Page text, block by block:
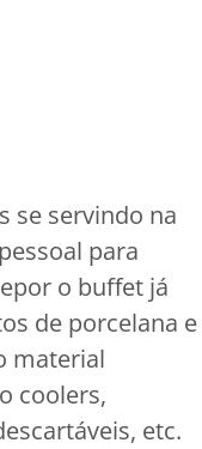
se servindo na
para
o buffet já
de porcelana e
material
coolers,
etc.